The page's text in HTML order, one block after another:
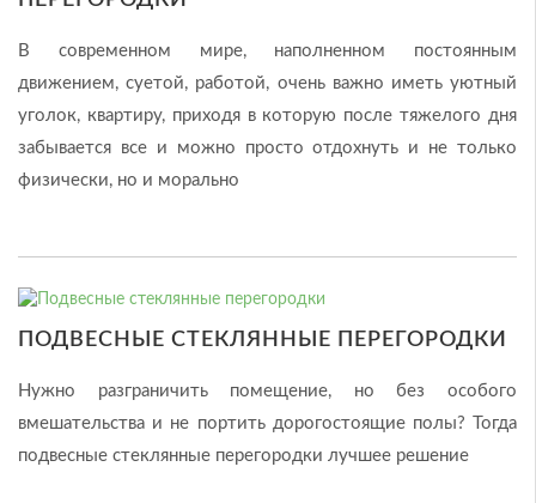
В современном мире, наполненном постоянным
движением, суетой, работой, очень важно иметь уютный
уголок, квартиру, приходя в которую после тяжелого дня
забывается все и можно просто отдохнуть и не только
физически, но и морально
ПОДВЕСНЫЕ СТЕКЛЯННЫЕ ПЕРЕГОРОДКИ
Нужно разграничить помещение, но без особого
вмешательства и не портить дорогостоящие полы? Тогда
подвесные стеклянные перегородки лучшее решение